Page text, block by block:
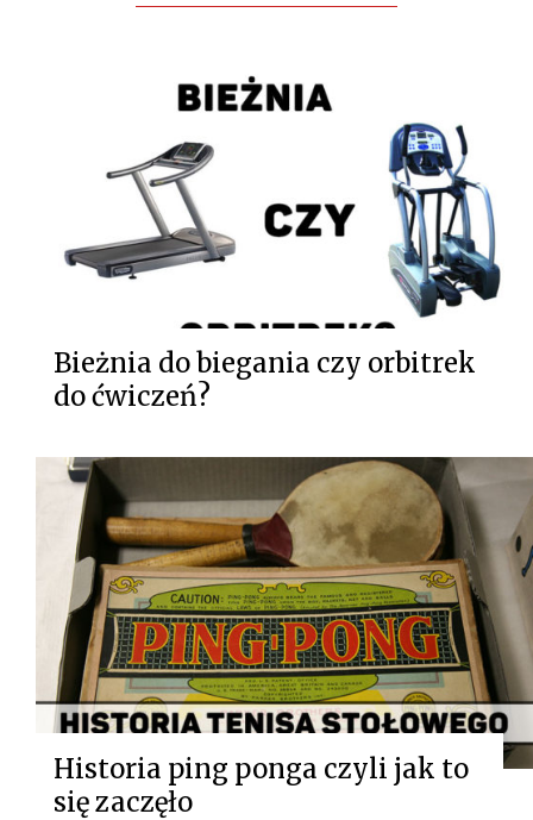
Bieżnia do biegania czy orbitrek
do ćwiczeń?
Historia ping ponga czyli jak to
się zaczęło